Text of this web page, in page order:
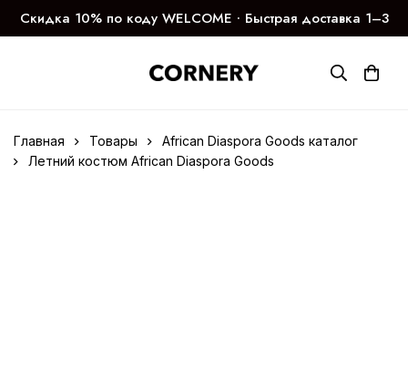
Скидка 10% по коду WELCOME ∙ Быстрая доставка 1–3
дня
Главная Товары
African Diaspora Goods каталог
Летний костюм African Diaspora Goods